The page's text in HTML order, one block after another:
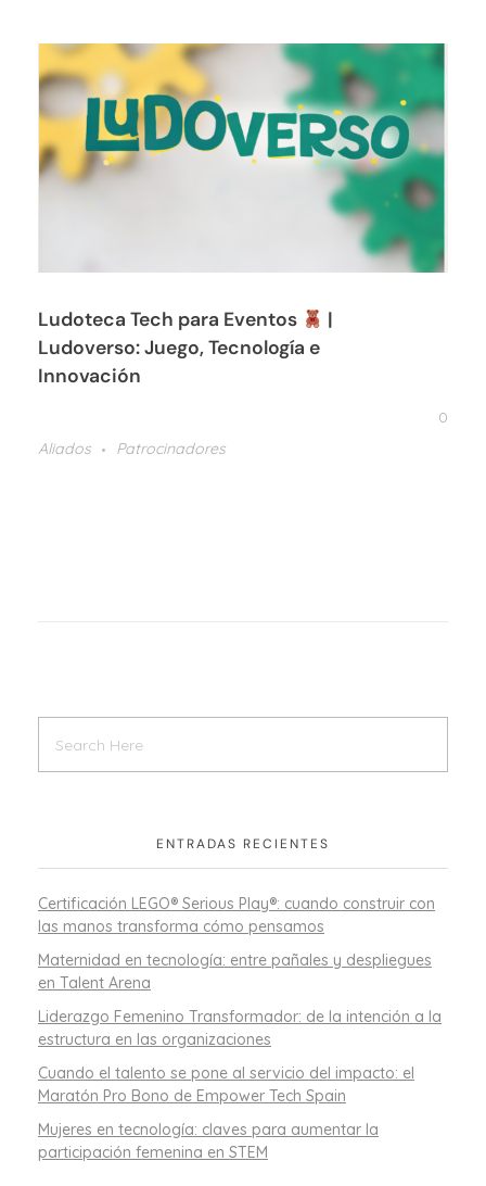
Ludoteca Tech para Eventos
|
Ludoverso: Juego, Tecnología e
Innovación
0
Aliados
Patrocinadores
ENTRADAS RECIENTES
Certificación LEGO® Serious Play®: cuando construir con
las manos transforma cómo pensamos
Maternidad en tecnología: entre pañales y despliegues
en Talent Arena
Liderazgo Femenino Transformador: de la intención a la
estructura en las organizaciones
Cuando el talento se pone al servicio del impacto: el
Maratón Pro Bono de Empower Tech Spain
Mujeres en tecnología: claves para aumentar la
participación femenina en STEM